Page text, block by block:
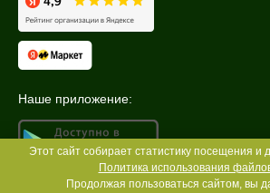
Наше приложение:
Этот сайт собирает статистику посещения и
Политика использования
Продолжая пользоваться сайтом, вы